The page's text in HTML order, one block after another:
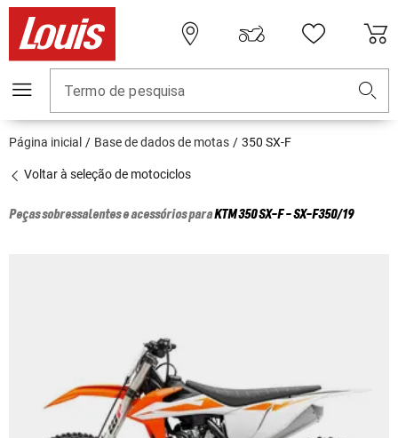
Termo de pesquisa
Página inicial Base de dados de motas 350 SX-F
Voltar à seleção de motociclos
Peças sobressalentes e acessórios paraKTM350 SX-F - SX-F350/19